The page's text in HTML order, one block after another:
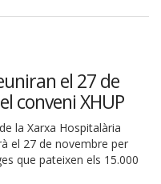
el 27 de
conveni XHUP
la Xarxa Hospitalària
el 27 de novembre per
que pateixen els 15.000